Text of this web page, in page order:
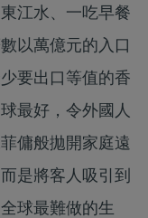
江水、一吃早餐
以萬億元的入口
要出口等值的香
最好，令外國人
傭般拋開家庭遠
是將客人吸引到
球最難做的生